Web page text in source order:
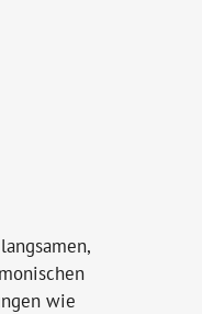
wie